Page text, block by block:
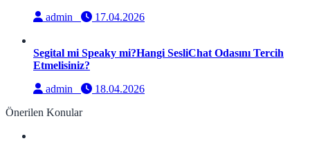
admin
17.04.2026
Segital mi Speaky mi?Hangi SesliChat Odasını Tercih
Etmelisiniz?
admin
18.04.2026
Önerilen Konular